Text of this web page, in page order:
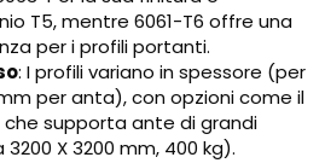
T5, mentre 6061-T6 offre una
per i profili portanti.
: I profili variano in spessore (per
per anta), con opzioni come il
che supporta ante di grandi
X 3200 mm, 400 kg).